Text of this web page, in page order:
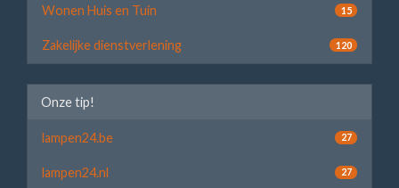
Wonen Huis en Tuin 15
Zakelijke dienstverlening 120
Onze tip!
lampen24.be 27
lampen24.nl 27